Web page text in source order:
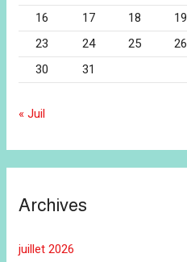
16 17 18 19
23
24 25 26
30
31
« Juil
Archives
juillet 2026